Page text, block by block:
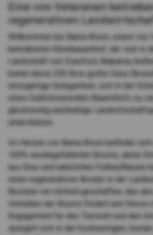
Eine von Veteranen
regenerativen
Willkommen bei Bama Bison, einem von
betriebenen Kleinbauernhof, der sich in
Landschaft von Crawford, Alabama,
bietet diese 200 Acre große Oase
einzigartige Gelegenheit, sich in die
eines funktionierenden Bauernhofs zu
gleichzeitig nachhaltige
unterstützen.
Im Herzen von Bama Bison befindet
100% weidegefütterten Bisons, deren
aus Gras und natürlichen Futterpflanzen
einen regenerativen Ansatz in der
Besitzer ein Umfeld geschaffen, das
Verhalten der Bisons fördert und Stress
Engagement für das Tierwohl und den
spiegelt sich in der hochwertigen,